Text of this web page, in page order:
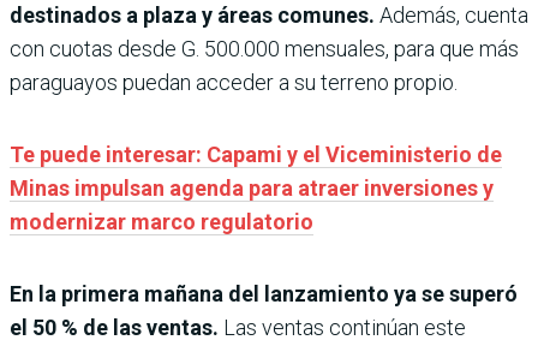
destinados a plaza y áreas comunes. Además, cuenta
con cuotas desde G. 500.000 mensuales, para que más
paraguayos puedan acceder a su terreno propio.
Te puede interesar: Capami y el Viceministerio de
Minas impulsan agenda para atraer inversiones y
modernizar marco regulatorio
En la primera mañana del lanzamiento ya se superó
el 50 % de las ventas. Las ventas continúan este